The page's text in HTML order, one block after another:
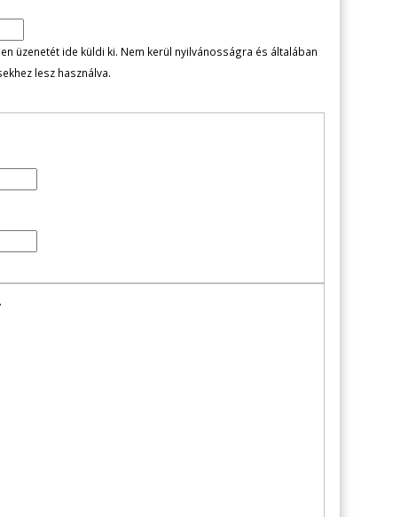
üzenetét ide küldi ki. Nem kerül nyilvánosságra és általában
lesz használva.